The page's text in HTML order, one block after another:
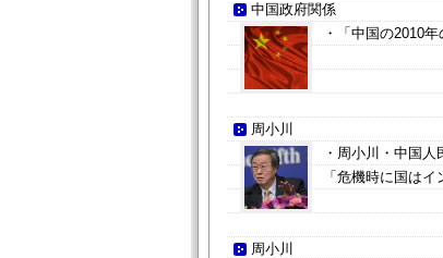
中国政府関係
・「中国の2010
周小川
・周小川・中国
「危機時に国は
周小川